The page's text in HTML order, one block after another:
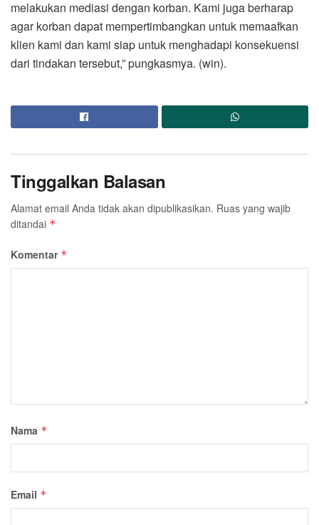
melakukan mediasi dengan korban. Kami juga berharap
agar korban dapat mempertimbangkan untuk memaafkan
klien kami dan kami siap untuk menghadapi konsekuensi
dari tindakan tersebut,” pungkasmya. (win).
Tinggalkan Balasan
Alamat email Anda tidak akan dipublikasikan. Ruas yang wajib
ditandai *
Komentar *
Nama *
Email *